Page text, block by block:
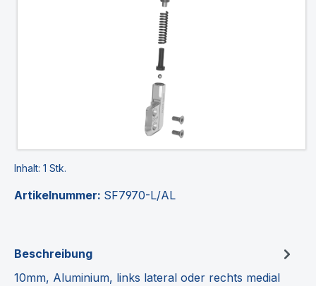
Inhalt: 1 Stk.
Artikelnummer: SF7970-L/AL
Beschreibung
10mm, Aluminium, links lateral oder rechts medial